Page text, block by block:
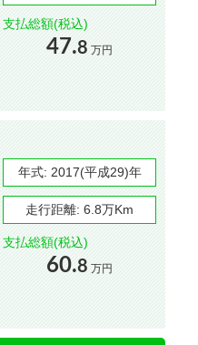
支払総額(税込)
47.8 万円
年式: 2017(平成29)年
走行距離: 6.8万Km
支払総額(税込)
60.8 万円